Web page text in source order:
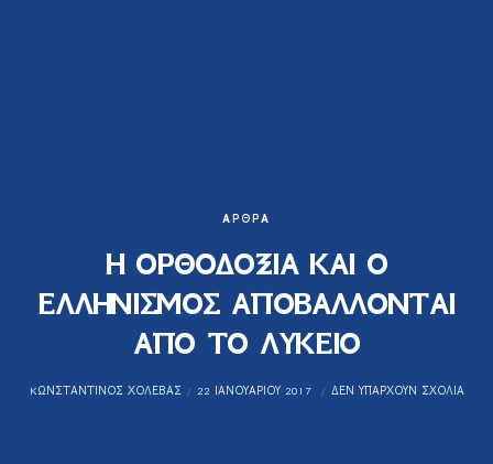
ΆΡΘΡΑ
Η ΟΡΘΟΔΟΞΙΑ ΚΑΙ Ο
ΕΛΛΗΝΙΣΜΟΣ ΑΠΟΒΑΛΛΟΝΤΑΙ
ΑΠΟ ΤΟ ΛΥΚΕΙΟ
KΩΝΣΤΑΝΤΊΝΟΣ ΧΟΛΈΒΑΣ 22 ΙΑΝΟΥΑΡΊΟΥ 2017 ΔΕΝ ΥΠΆΡΧΟΥΝ ΣΧΌΛΙΑ